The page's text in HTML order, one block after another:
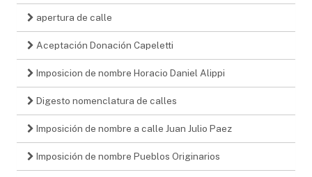
apertura de calle
Aceptación Donación Capeletti
Imposicion de nombre Horacio Daniel Alippi
Digesto nomenclatura de calles
Imposición de nombre a calle Juan Julio Paez
Imposición de nombre Pueblos Originarios